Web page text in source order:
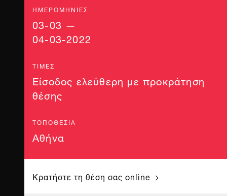
ΗΜΕΡΟΜΗΝΊΕΣ
03-03 —
04-03-2022
ΤΙΜΈΣ
Είσοδος ελεύθερη με προκράτηση
θέσης
ΤΟΠΟΘΕΣΊΑ
Αθήνα
Κρατήστε τη θέση σας online